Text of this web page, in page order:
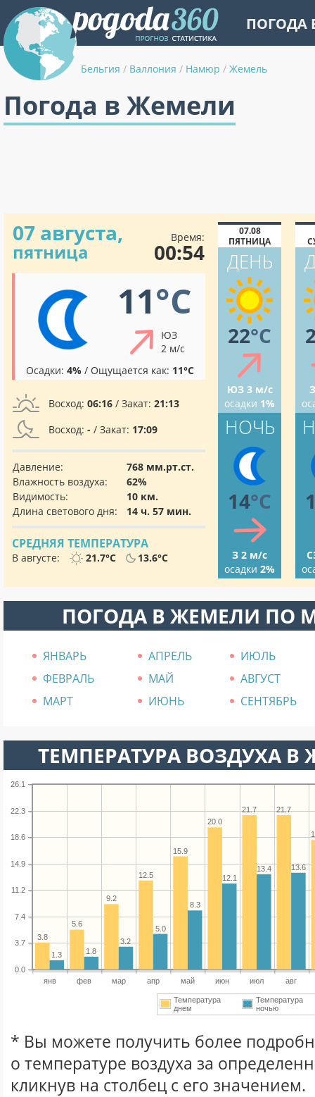
ПОГОДА
Бельгия / Валлония / Намюр / Жемель
Погода в Жемели
07 августа,
пятница
Время:
00:54
11°C
ЮЗ
2 м/с
Осадки: 4% / Ощущается как: 11°C
Восход: 06:16 / Закат: 21:13
Восход: - / Закат: 17:09
Давление:
768 мм.рт.ст.
Влажность воздуха:
62%
Видимость:
10 км.
Длина светового дня:
14 ч. 57 мин.
СРЕДНЯЯ ТЕМПЕРАТУРА
В августе: 21.7°C 13.6°C
07.08
ПЯТНИЦА
ДЕНЬ
22°C
ЮЗ 3 м/с
осадки 1%
НОЧЬ
14°C
З 2 м/с
осадки 2%
ПОГОДА В ЖЕМЕЛИ ПО
ЯНВАРЬ АПРЕЛЬ
ИЮЛЬ
ФЕВРАЛЬ
МАЙ
АВГУСТ
МАРТ
ИЮНЬ СЕНТЯБРЬ
ТЕМПЕРАТУРА ВОЗДУХА В
янв фев мар апр май июн июл авг
0.0
3.7
7.4
11.2
14.9
18.6
22.3
26.1
21.7
21.7
20.0
15.9
12.5
9.2
5.6
3.8
13.6
13.4
12.1
8.3
5.0
3.2
1.8
1.3
Температура
днем
Температура
ночью
* Вы можете получить более
о температуре воздуха за
кликнув на столбец с его значением.